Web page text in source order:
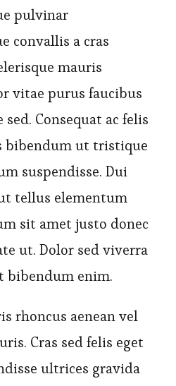
pulvinar
convallis a cras
mauris
vitae purus faucibus
Consequat ac felis
bibendum ut tristique
suspendisse. Dui
tellus elementum
sit amet justo donec
ut. Dolor sed viverra
bibendum enim.
rhoncus aenean vel
Cras sed felis eget
ultrices gravida